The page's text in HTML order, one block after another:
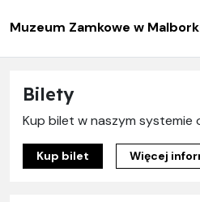
Muzeum Zamkowe w
Bilety
Kup bilet w naszym systemie
Kup bilet Więcej